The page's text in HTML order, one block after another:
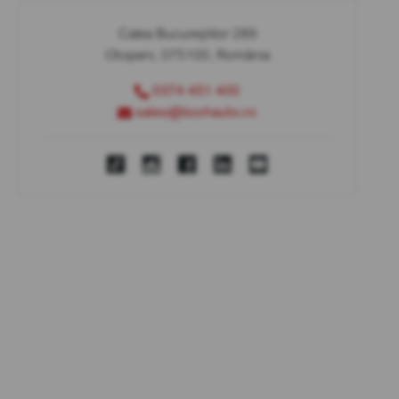
Calea Bucureștilor 289
Otopeni, 075100, România
0374 451 400
sales@bcchauto.ro